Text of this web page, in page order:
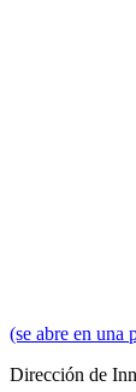
(se abre en una
Dirección de